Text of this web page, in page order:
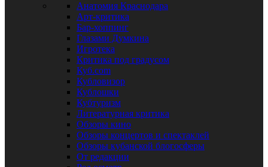
Анатомия Краснодара
Арт-критика
Бар-хоппинг
Глазами Думкина
Игротека
Критика под градусом
Куб.com
Кубловизор
Кублошки
Кубтуризм
Литературная критика
Обзоры кино
Обзоры концертов и спектаклей
Обзоры кубанской блогосферы
От редакции